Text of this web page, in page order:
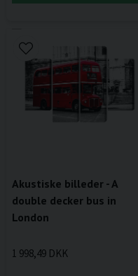
Akustiske billeder - A
double decker bus in
London
1 998,49 DKK